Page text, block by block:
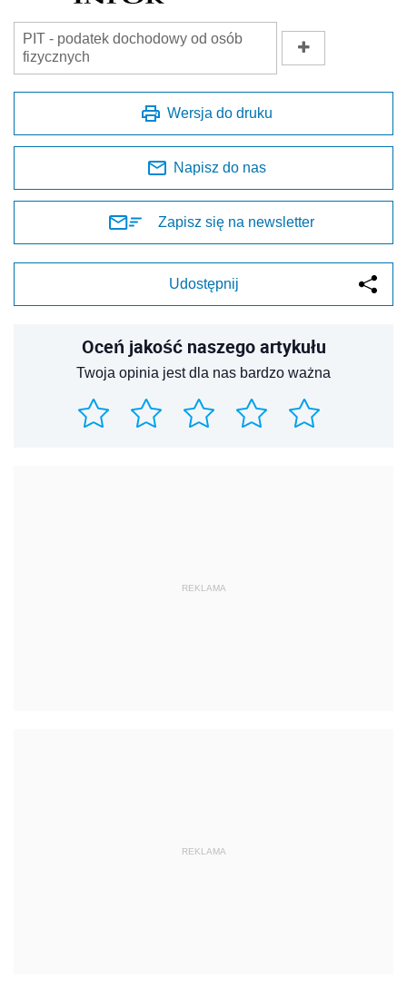
PIT - podatek dochodowy od osób
fizycznych
Wersja do druku
Napisz do nas
Zapisz się na newsletter
Udostępnij
Oceń jakość naszego artykułu
Twoja opinia jest dla nas bardzo ważna
REKLAMA
REKLAMA